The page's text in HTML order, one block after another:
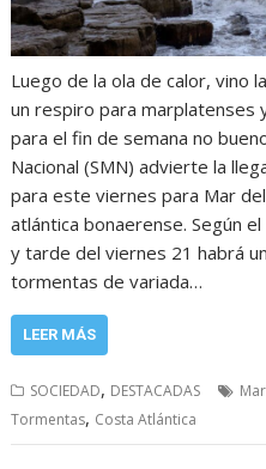
Luego de la ola de calor, vino
un respiro para marplatenses
para el fin de semana no
Nacional (SMN) advierte la
para este viernes para Mar
atlántica bonaerense. Según
y tarde del viernes 21 habrá
tormentas de variada…
LEER MÁS
SOCIEDAD, DESTACADAS
Tormentas, Costa Atlántica